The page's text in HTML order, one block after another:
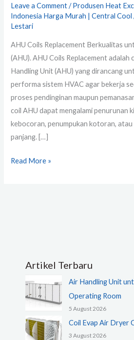
Leave a Comment /Produsen Heat
Indonesia Harga Murah | Central Cool
Lestari
AHU Coils Replacement Berkualitas
(AHU). AHU Coils Replacement
Handling Unit (AHU) yang dirancang
performa sistem HVAC agar bekerja
proses pendinginan maupun
coil AHU dapat mengalami penurunan
kebocoran, penumpukan kotoran, atau
panjang. […]
Read More »
Artikel Terbaru
Air Handling Unit
Operating Room
5 August 2026
Coil Evap Air Dryer
3 August 2026